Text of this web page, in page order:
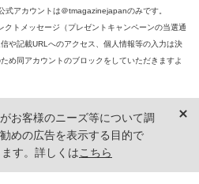
式アカウントは＠tmagazinejapanのみです。
トメッセージ（プレゼントキャンペーンの当選通
や記載URLへのアクセス、個人情報等の入力は決
め同アカウントのブロックをしていただきますよ
価格」で表示しています。ただし、2021年3月18日以前に公開し
り、 掲載価格には消費税が含まれておりませんのでご注意くだ
お客様のニーズ等について調
めの広告を表示する目的で
す。詳しくはこちら